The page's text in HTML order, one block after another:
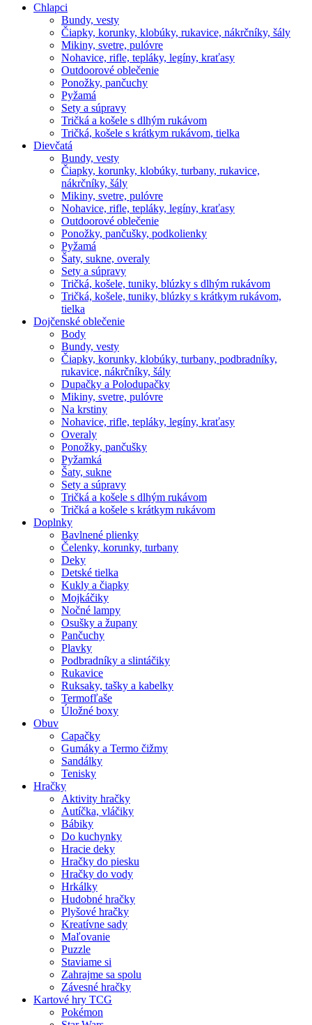
Chlapci
Bundy, vesty
Čiapky, korunky, klobúky, rukavice, nákrčníky, šály
Mikiny, svetre, pulóvre
Nohavice, rifle, tepláky, legíny, kraťasy
Outdoorové oblečenie
Ponožky, pančuchy
Pyžamá
Sety a súpravy
Tričká a košele s dlhým rukávom
Tričká, košele s krátkym rukávom, tielka
Dievčatá
Bundy, vesty
Čiapky, korunky, klobúky, turbany, rukavice,
nákrčníky, šály
Mikiny, svetre, pulóvre
Nohavice, rifle, tepláky, legíny, kraťasy
Outdoorové oblečenie
Ponožky, pančušky, podkolienky
Pyžamá
Šaty, sukne, overaly
Sety a súpravy
Tričká, košele, tuniky, blúzky s dlhým rukávom
Tričká, košele, tuniky, blúzky s krátkym rukávom,
tielka
Dojčenské oblečenie
Body
Bundy, vesty
Čiapky, korunky, klobúky, turbany, podbradníky,
rukavice, nákrčníky, šály
Dupačky a Polodupačky
Mikiny, svetre, pulóvre
Na krstiny
Nohavice, rifle, tepláky, legíny, kraťasy
Overaly
Ponožky, pančušky
Pyžamká
Šaty, sukne
Sety a súpravy
Tričká a košele s dlhým rukávom
Tričká a košele s krátkym rukávom
Doplnky
Bavlnené plienky
Čelenky, korunky, turbany
Deky
Detské tielka
Kukly a čiapky
Mojkáčiky
Nočné lampy
Osušky a župany
Pančuchy
Plavky
Podbradníky a slintáčiky
Rukavice
Ruksaky, tašky a kabelky
Termofľaše
Úložné boxy
Obuv
Capačky
Gumáky a Termo čižmy
Sandálky
Tenisky
Hračky
Aktivity hračky
Autíčka, vláčiky
Bábiky
Do kuchynky
Hracie deky
Hračky do piesku
Hračky do vody
Hrkálky
Hudobné hračky
Plyšové hračky
Kreatívne sady
Maľovanie
Puzzle
Staviame si
Zahrajme sa spolu
Závesné hračky
Kartové hry TCG
Pokémon